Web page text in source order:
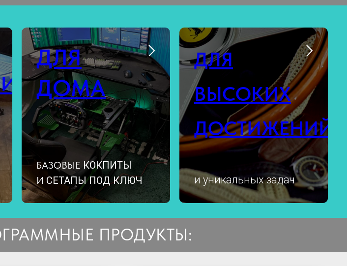
ДЛЯ
ДОМА
БАЗОВЫЕ КОКПИТЫ
И СЕТАПЫ ПОД КЛЮЧ
ДЛЯ
ВЫСОКИХ
ДОСТИЖЕНИЙ
и уникальных задач
ПРОДУКТЫ: